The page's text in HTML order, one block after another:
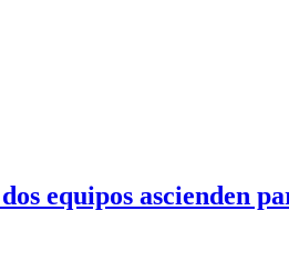
equipos ascienden